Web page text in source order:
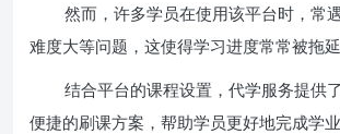
然而，许多学员在使用该平台时，常
难度大等问题，这使得学习进度常常被拖延
结合平台的课程设置，代学服务提供
便捷的刷课方案，帮助学员更好地完成学业